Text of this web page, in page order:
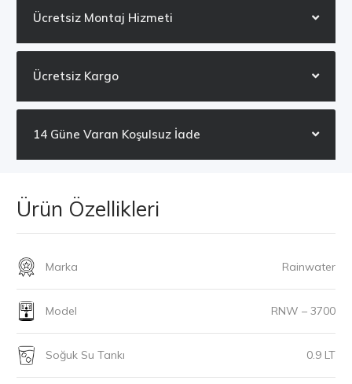
Ücretsiz Montaj Hizmeti
Ücretsiz Kargo
14 Güne Varan Koşulsuz İade
Ürün Özellikleri
Marka Rainwater
Model RNW – 3700
Soğuk Su Tankı 0.9 LT